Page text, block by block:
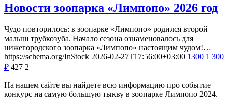
Новости зоопарка «Лимпопо» 2026 год
Чудо повторилось: в зоопарке «Лимпопо» родился второй
малыш трубкозуба. Начало сезона ознаменовалось для
нижегородского зоопарка «Лимпопо» настоящим чудом!…
https://schema.org/InStock 2026-02-27T17:56:00+03:00 1300 1 300
₽ 427 2
На нашем сайте вы найдете всю информацию про событие
конкурс на самую большую тыкву в зоопарке Лимпопо 2024.